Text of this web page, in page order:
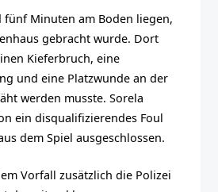
fünf Minuten am Boden liegen,
gebracht wurde. Dort
Kieferbruch, eine
und eine Platzwunde an der
werden musste. Sorela
ein disqualifizierendes Foul
dem Spiel ausgeschlossen.
Vorfall zusätzlich die Polizei